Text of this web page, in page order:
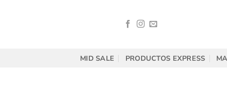
MID SALE PRODUCTOS EXPRESS